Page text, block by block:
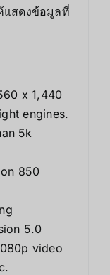
แสดงข้อมูลที่
x 1,440
engines.
5k
850
5.0
video